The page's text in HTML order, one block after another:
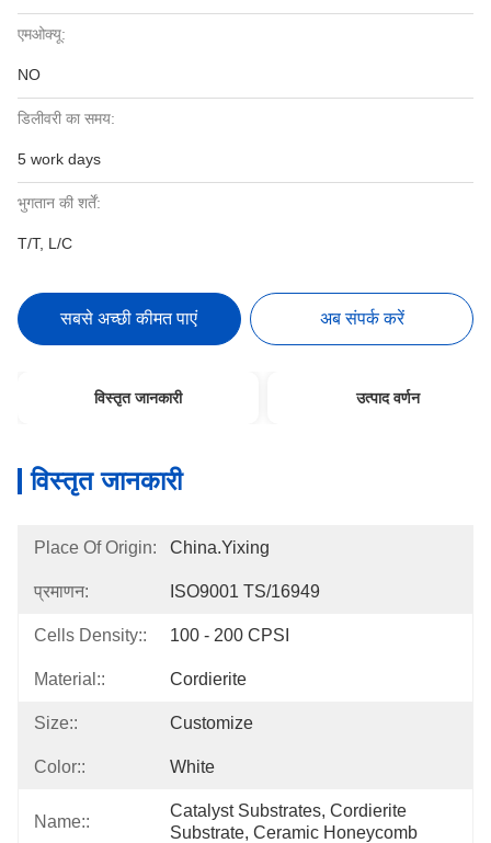
एमओक्यू:
NO
डिलीवरी का समय:
5 work days
भुगतान की शर्तें:
T/T, L/C
सबसे अच्छी कीमत पाएं अब संपर्क करें
विस्तृत जानकारी उत्पाद वर्णन
विस्तृत जानकारी
Place Of Origin: China.Yixing
प्रमाणन: ISO9001 TS/16949
Cells Density:: 100 - 200 CPSI
Material:: Cordierite
Size:: Customize
Color:: White
Name::
Catalyst Substrates, Cordierite
Substrate, Ceramic Honeycomb